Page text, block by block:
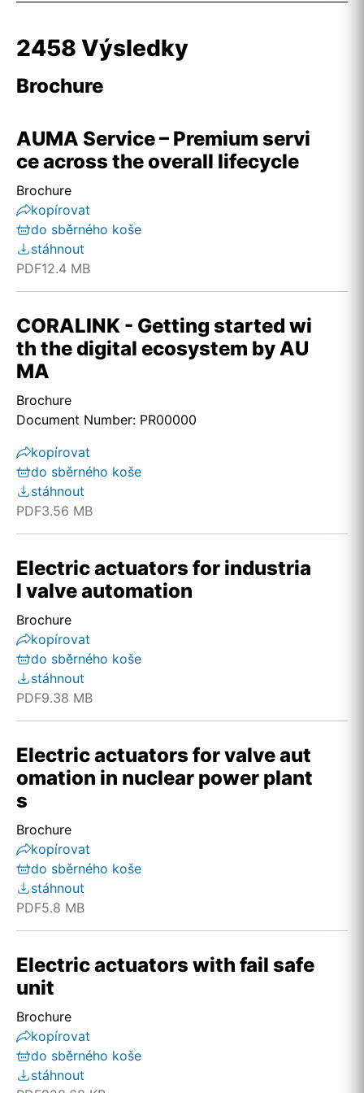
2458 Výsledky
Brochure
AUMA Service – Premium servi
ce across the overall lifecycle
Brochure
kopírovat
do sběrného koše
stáhnout
PDF12.4 MB
CORALINK - Getting started wi
th the digital ecosystem by AU
MA
Brochure
Document Number: PR00000
kopírovat
do sběrného koše
stáhnout
PDF3.56 MB
Electric actuators for industria
l valve automation
Brochure
kopírovat
do sběrného koše
stáhnout
PDF9.38 MB
Electric actuators for valve aut
omation in nuclear power plant
s
Brochure
kopírovat
do sběrného koše
stáhnout
PDF5.8 MB
Electric actuators with fail safe
unit
Brochure
kopírovat
do sběrného koše
stáhnout